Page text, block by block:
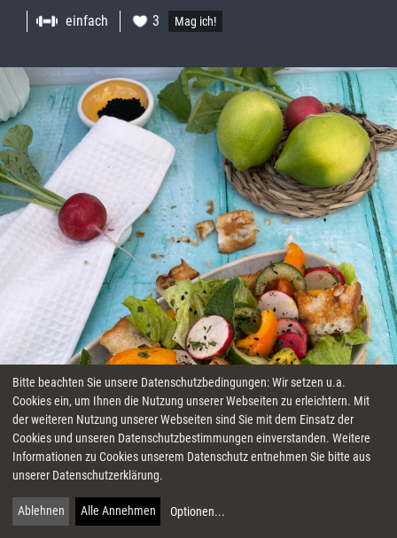
einfach 3 Mag ich!
Bitte beachten Sie unsere Datenschutzbedingungen: Wir setzen u.a.
Cookies ein, um Ihnen die Nutzung unserer Webseiten zu erleichtern. Mit
der weiteren Nutzung unserer Webseiten sind Sie mit dem Einsatz der
Cookies und unseren Datenschutzbestimmungen einverstanden. Weitere
Informationen zu Cookies unserem Datenschutz entnehmen Sie bitte aus
unserer Datenschutzerklärung.
Ablehnen Alle Annehmen Optionen...